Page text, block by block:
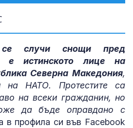
случи снощи пред
е истинското лице на
Северна Македония,
на НАТО. Протестите са
на всеки гражданин, но
да бъде оправдано с
в профила си във Facebook